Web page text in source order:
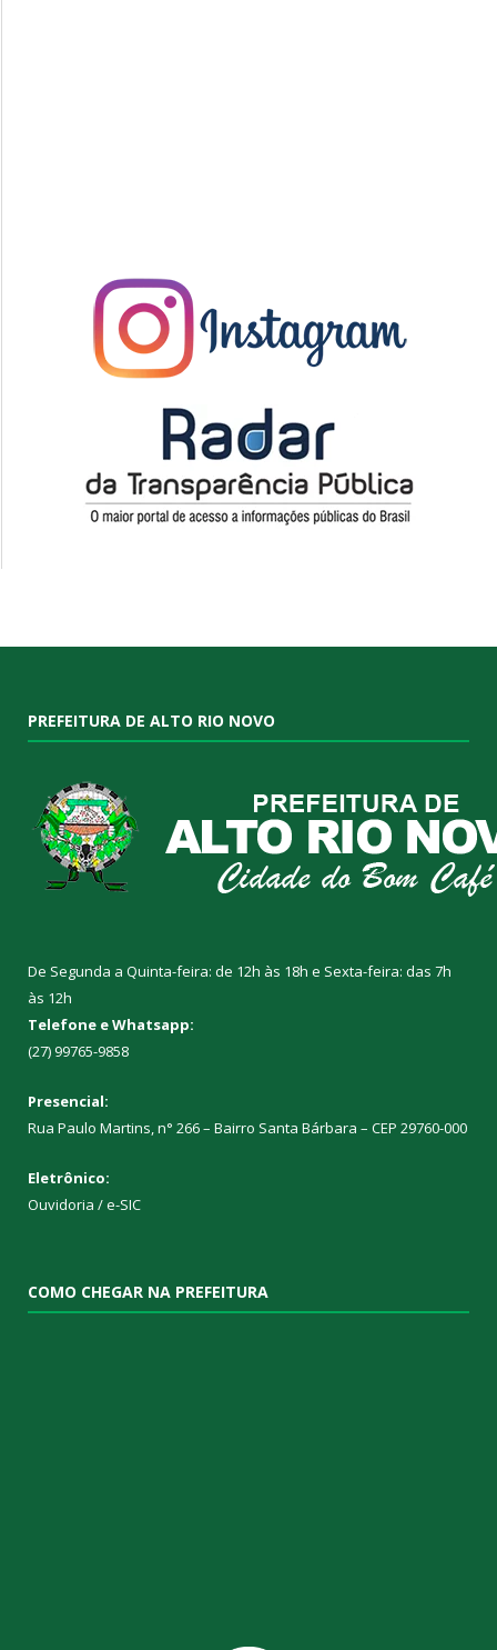
PREFEITURA DE ALTO RIO NOVO
De Segunda a Quinta-feira: de 12h às 18h e Sexta-feira: das 7h
às 12h
Telefone e Whatsapp:
(27) 99765-9858
Presencial:
Rua Paulo Martins, n° 266 – Bairro Santa Bárbara – CEP 29760-000
Eletrônico:
Ouvidoria /e-SIC
COMO CHEGAR NA PREFEITURA